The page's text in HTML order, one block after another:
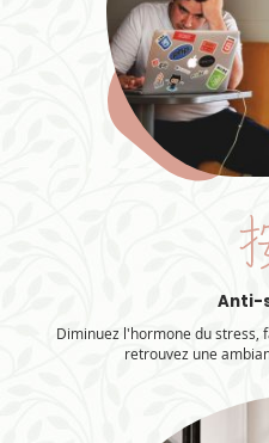
Anti-
Diminuez l'hormone du stress,
retrouvez une